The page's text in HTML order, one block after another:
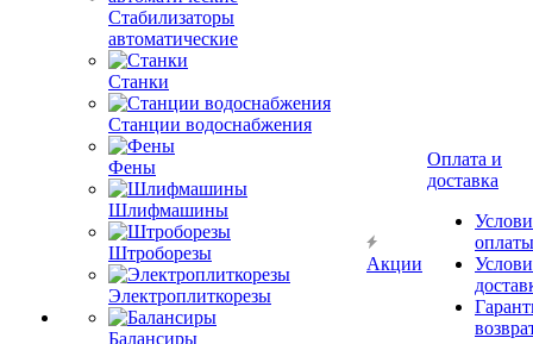
Стабилизаторы
автоматические
Станки
Станции водоснабжения
Фены
Шлифмашины
Штроборезы
Электроплиткорезы
Балансиры
Акции
Оплата и
доставка
оплаты